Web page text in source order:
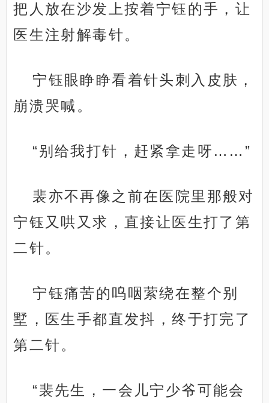
把人放在沙发上按着宁钰的手，让
医生注射解毒针。
宁钰眼睁睁看着针头刺入皮肤，
崩溃哭喊。
“别给我打针，赶紧拿走呀……”
裴亦不再像之前在医院里那般对
宁钰又哄又求，直接让医生打了第
二针。
宁钰痛苦的呜咽萦绕在整个别
墅，医生手都直发抖，终于打完了
第二针。
“裴先生，一会儿宁少爷可能会